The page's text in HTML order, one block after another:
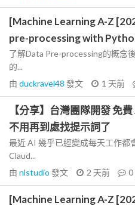
[Machine Learning A-Z
pre-processing with
了解Data Pre-processing的概念
的...
由 duckravel48 發文 1 天前
【分享】台灣團隊開發 免
不用再到處找提示詞了
最近 AI 幾乎已經變成每天工作都
Claud...
由 nlstudio 發文 2 天前 0
[Machine Learning A-Z